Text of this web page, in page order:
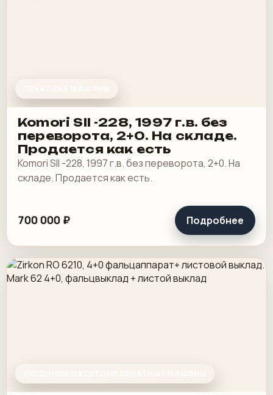
Komori SII -228, 1997 г.в. без
переворота, 2+0. На складе.
Продается как есть
Komori SII -228, 1997 г.в. без переворота, 2+0. На
складе. Продается как есть.
700 000 ₽ Подробнее